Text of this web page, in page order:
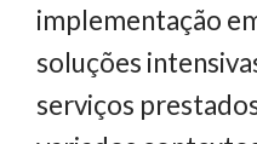
implementação
soluções
serviços